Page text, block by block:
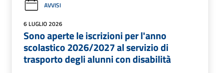
AVVISI
6 LUGLIO 2026
Sono aperte le iscrizioni per l'anno
scolastico 2026/2027 al servizio di
trasporto degli alunni con disabilità